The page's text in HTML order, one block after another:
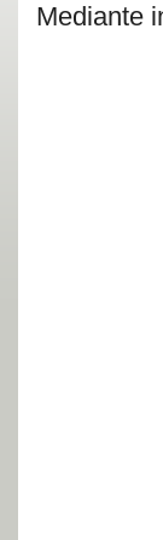
Mediante